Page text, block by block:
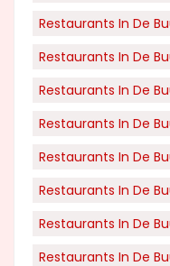
Restaurants In De
Restaurants In De
Restaurants In De
Restaurants In De
Restaurants In De
Restaurants In De
Restaurants In De
Restaurants In De